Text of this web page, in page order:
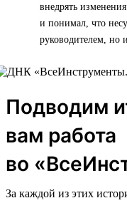
внедрять
и понимал, что несу
руководителем, но
Подводим
вам работа
во
За каждой из этих